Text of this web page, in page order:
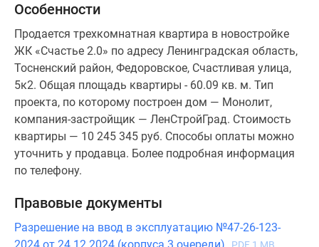
Особенности
Продается трехкомнатная квартира в новостройке
ЖК «Счастье 2.0» по адресу Ленинградская область,
Тосненский район, Федоровское, Счастливая улица,
5к2. Общая площадь квартиры - 60.09 кв. м. Тип
проекта, по которому построен дом — Монолит,
компания-застройщик — ЛенСтройГрад. Стоимость
квартиры — 10 245 345 руб. Способы оплаты можно
уточнить у продавца. Более подробная информация
по телефону.
Правовые документы
Разрешение на ввод в эксплуатацию №47-26-123-